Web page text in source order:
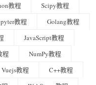
教程
Scipy教程
教程
Golang教程
JavaScript教程
程
NumPy教程
Vuejs教程
C++教程